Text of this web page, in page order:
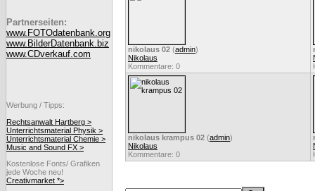
Partnerseiten:
www.FOTOdatenbank.org
www.BilderDatenbank.biz
www.CDverkauf.com
Werbung / Tipps:
Rechtsanwalt Hartberg >
Unterrichtsmaterial Physik >
Unterrichtsmaterial Chemie >
Music and Sound FX >
Kostenlose Fonts/ Grafiken
jede Woche neu!
Creativmarket *>
nikolaus 02 (admin)
Nikolaus
Kommentare: 0
nikolaus krampus 02 (admin)
Nikolaus
Kommentare: 0